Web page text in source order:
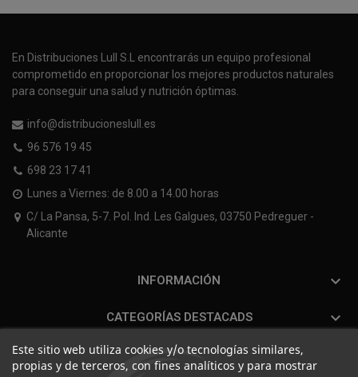
En Distribuciones Lull S.L encontrarás un equipo profesional
comprometido en proporcionar los mejores productos naturales
para conseguir una salud y nutrición óptimas.
info@distribucioneslull.es
96 576 19 45
698 23 17 41
Lunes a Viernes: de 8.00 a 14.00 horas
C/ La Pansa, 5-7. Pol. Ind. Les Galgues, 03750 Pedreguer -
Alicante
INFORMACIÓN 
CATEGORÍAS DESTACADS 
Este sitio web utiliza cookies y/o tecnologías similares,
propias y de terceros, con fines analíticos y para mostrar